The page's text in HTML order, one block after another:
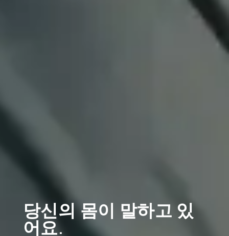
당신의 몸이 말하고 있
어요.